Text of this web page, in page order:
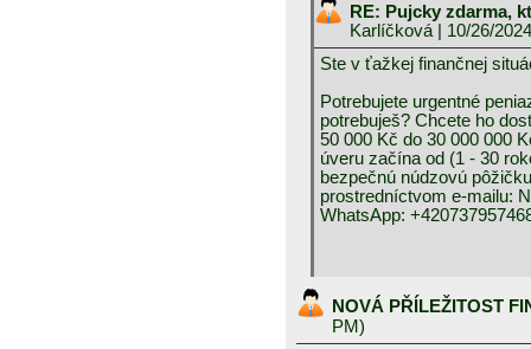
RE: Pujcky zdarma,
Karlíčková | 10/26/
Ste v ťažkej finančnej
Potrebujete urgentné
potrebuješ? Chcete ho
50 000 Kč do 30 000 000
úveru začína od (1 - 30
bezpečnú núdzovú
prostredníctvom e-mailu:
WhatsApp:
NOVÁ PŘÍLEŽITOST
PM)